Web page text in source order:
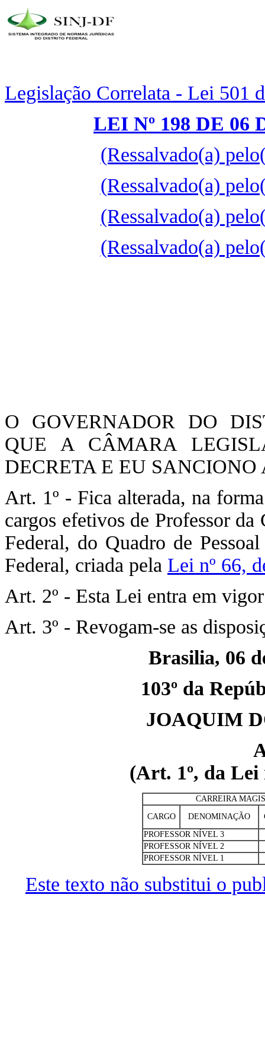
Legislação Correlata - Lei 501
LEI Nº 198 DE 06
(Ressalvado(a)
(Ressalvado(a)
(Ressalvado(a)
(Ressalvado(a)
O GOVERNADOR DO
QUE A CÂMARA
DECRETA E EU
Art. 1º - Fica alterada, na
cargos efetivos de Professor
Federal, do Quadro de
Federal, criada pela Lei nº 66,
Art. 2º - Esta Lei entra em
Art. 3º - Revogam-se as
Brasilia, 06
103º da
JOAQUIM
(Art. 1º, da Lei
CARREIRA
CARGO
DENOMINAÇÃO
PROFESSOR NÍVEL 3
PROFESSOR NÍVEL 2
PROFESSOR NÍVEL 1
Este texto não substitui o